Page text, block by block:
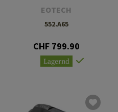
EOTECH
552.A65
CHF 799.90
Lagernd